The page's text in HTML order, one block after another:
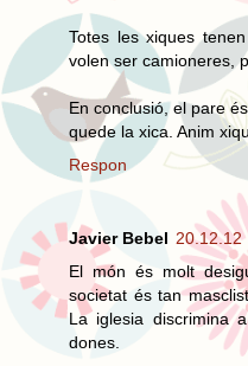
Totes les xiques
volen ser camioneres,
En conclusió, el pare
quede la xica. Anim
Respon
Javier Bebel 20.12.12
El món és molt
societat és tan
La iglesia discrimina
dones.